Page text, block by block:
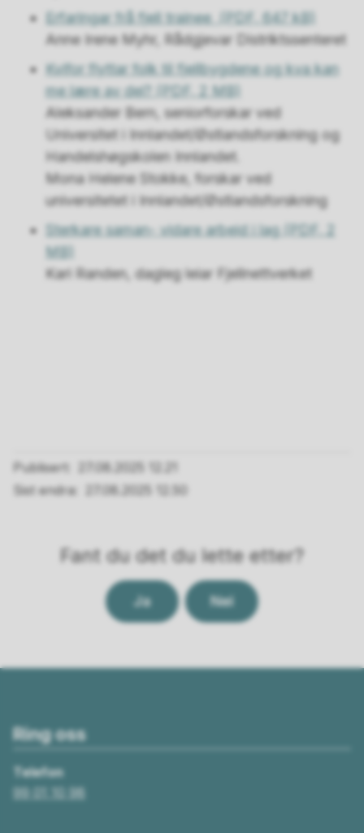
Erfaringar frå fjell trainee
(PDF, 647 kB)
Anne Irene Myhr, Rådgjevar Distriktssenteret
Kvifor flyttar folk til fjellbygdene og kva kan
me lære av dei?
(PDF, 2 MB)
Aleksander Bern, seniorforskar ved
Universitet i Innlandet/Østlandsforskning og
Handelshøgskolen Innlandet.
Mona Helene Stokke, forskar ved
universitetet i Innlandet/Østlandsforskning
Sterkare saman- vidare arbeid i lag(PDF, 2
MB)
Kari Randen, dagleg leiar Fjellnettverket
Publisert
27.08.2025 12.21
Sist endra
27.08.2025 12.50
Fant du det du lette etter?
Ja Nei
Ring oss
Telefon
99 01 10 98